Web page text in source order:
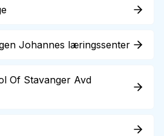
Johannes læringssenter
Of Stavanger Avd